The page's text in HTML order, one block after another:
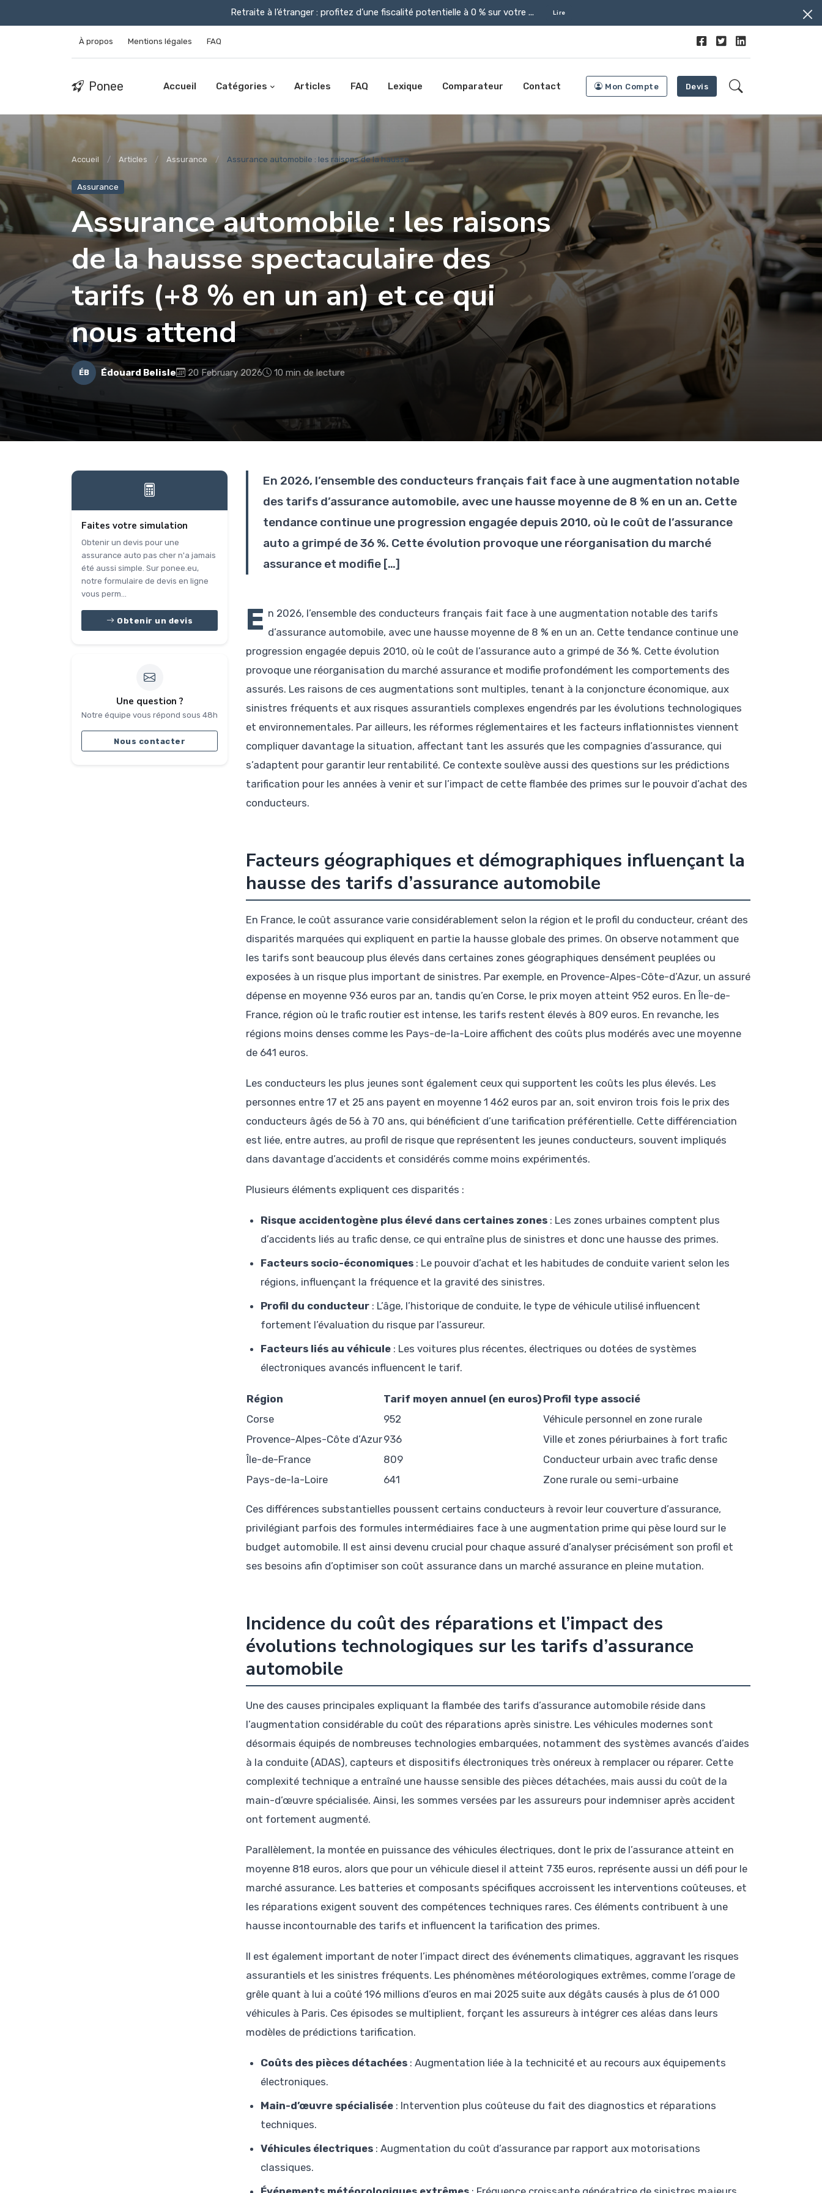
Retraite à l’étranger : profitez d’une fiscalité potentielle à 0 % sur votre ... Lire
À propos Mentions légales FAQ
Ponee Accueil Catégories Articles FAQ Lexique Comparateur Contact Mon Compte Devis
Accueil Articles Assurance Assurance automobile : les raisons de la hausse...
Assurance
Assurance automobile : les raisons
de la hausse spectaculaire des
tarifs (+8 % en un an) et ce qui
nous attend
ÉB Édouard Belisle 20 February 2026 10 min de lecture
Faites votre simulation
Obtenir un devis pour une
assurance auto pas cher n'a jamais
été aussi simple. Sur ponee.eu,
notre formulaire de devis en ligne
vous perm...
Obtenir un devis
Une question ?
Notre équipe vous répond sous 48h
Nous contacter
En 2026, l’ensemble des conducteurs français fait face à une augmentation notable
des tarifs d’assurance automobile, avec une hausse moyenne de 8 % en un an. Cette
tendance continue une progression engagée depuis 2010, où le coût de l’assurance
auto a grimpé de 36 %. Cette évolution provoque une réorganisation du marché
assurance et modifie […]
E n 2026, l’ensemble des conducteurs français fait face à une augmentation notable des tarifs
d’assurance automobile, avec une hausse moyenne de 8 % en un an. Cette tendance continue une
progression engagée depuis 2010, où le coût de l’assurance auto a grimpé de 36 %. Cette évolution
provoque une réorganisation du marché assurance et modifie profondément les comportements des
assurés. Les raisons de ces augmentations sont multiples, tenant à la conjoncture économique, aux
sinistres fréquents et aux risques assurantiels complexes engendrés par les évolutions technologiques
et environnementales. Par ailleurs, les réformes réglementaires et les facteurs inflationnistes viennent
compliquer davantage la situation, affectant tant les assurés que les compagnies d’assurance, qui
s’adaptent pour garantir leur rentabilité. Ce contexte soulève aussi des questions sur les prédictions
tarification pour les années à venir et sur l’impact de cette flambée des primes sur le pouvoir d’achat des
conducteurs.
Facteurs géographiques et démographiques influençant la
hausse des tarifs d’assurance automobile
En France, le coût assurance varie considérablement selon la région et le profil du conducteur, créant des
disparités marquées qui expliquent en partie la hausse globale des primes. On observe notamment que
les tarifs sont beaucoup plus élevés dans certaines zones géographiques densément peuplées ou
exposées à un risque plus important de sinistres. Par exemple, en Provence-Alpes-Côte-d’Azur, un assuré
dépense en moyenne 936 euros par an, tandis qu’en Corse, le prix moyen atteint 952 euros. En Île-de-
France, région où le trafic routier est intense, les tarifs restent élevés à 809 euros. En revanche, les
régions moins denses comme les Pays-de-la-Loire affichent des coûts plus modérés avec une moyenne
de 641 euros.
Les conducteurs les plus jeunes sont également ceux qui supportent les coûts les plus élevés. Les
personnes entre 17 et 25 ans payent en moyenne 1 462 euros par an, soit environ trois fois le prix des
conducteurs âgés de 56 à 70 ans, qui bénéficient d’une tarification préférentielle. Cette différenciation
est liée, entre autres, au profil de risque que représentent les jeunes conducteurs, souvent impliqués
dans davantage d’accidents et considérés comme moins expérimentés.
Plusieurs éléments expliquent ces disparités :
Risque accidentogène plus élevé dans certaines zones : Les zones urbaines comptent plus
d’accidents liés au trafic dense, ce qui entraîne plus de sinistres et donc une hausse des primes.
Facteurs socio-économiques : Le pouvoir d’achat et les habitudes de conduite varient selon les
régions, influençant la fréquence et la gravité des sinistres.
Profil du conducteur : L’âge, l’historique de conduite, le type de véhicule utilisé influencent
fortement l’évaluation du risque par l’assureur.
Facteurs liés au véhicule : Les voitures plus récentes, électriques ou dotées de systèmes
électroniques avancés influencent le tarif.
Région Tarif moyen annuel (en euros) Profil type associé
Corse
952
Véhicule personnel en zone rurale
Provence-Alpes-Côte d’Azur936
Ville et zones périurbaines à fort trafic
Île-de-France
809
Conducteur urbain avec trafic dense
Pays-de-la-Loire
641 Zone rurale ou semi-urbaine
Ces différences substantielles poussent certains conducteurs à revoir leur couverture d’assurance,
privilégiant parfois des formules intermédiaires face à une augmentation prime qui pèse lourd sur le
budget automobile. Il est ainsi devenu crucial pour chaque assuré d’analyser précisément son profil et
ses besoins afin d’optimiser son coût assurance dans un marché assurance en pleine mutation.
Incidence du coût des réparations et l’impact des
évolutions technologiques sur les tarifs d’assurance
automobile
Une des causes principales expliquant la flambée des tarifs d’assurance automobile réside dans
l’augmentation considérable du coût des réparations après sinistre. Les véhicules modernes sont
désormais équipés de nombreuses technologies embarquées, notamment des systèmes avancés d’aides
à la conduite (ADAS), capteurs et dispositifs électroniques très onéreux à remplacer ou réparer. Cette
complexité technique a entraîné une hausse sensible des pièces détachées, mais aussi du coût de la
main-d’œuvre spécialisée. Ainsi, les sommes versées par les assureurs pour indemniser après accident
ont fortement augmenté.
Parallèlement, la montée en puissance des véhicules électriques, dont le prix de l’assurance atteint en
moyenne 818 euros, alors que pour un véhicule diesel il atteint 735 euros, représente aussi un défi pour le
marché assurance. Les batteries et composants spécifiques accroissent les interventions coûteuses, et
les réparations exigent souvent des compétences techniques rares. Ces éléments contribuent à une
hausse incontournable des tarifs et influencent la tarification des primes.
Il est également important de noter l’impact direct des événements climatiques, aggravant les risques
assurantiels et les sinistres fréquents. Les phénomènes météorologiques extrêmes, comme l’orage de
grêle quant à lui a coûté 196 millions d’euros en mai 2025 suite aux dégâts causés à plus de 61 000
véhicules à Paris. Ces épisodes se multiplient, forçant les assureurs à intégrer ces aléas dans leurs
modèles de prédictions tarification.
Coûts des pièces détachées : Augmentation liée à la technicité et au recours aux équipements
électroniques.
Main-d’œuvre spécialisée : Intervention plus coûteuse du fait des diagnostics et réparations
techniques.
Véhicules électriques : Augmentation du coût d’assurance par rapport aux motorisations
classiques.